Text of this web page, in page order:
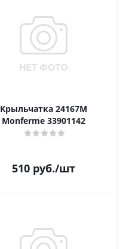
Крыльчатка 24167M
Monferme 33901142
510руб./шт